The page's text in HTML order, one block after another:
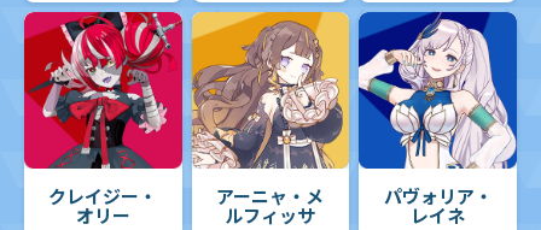
クレイジー・
オリー
アーニャ・メ
ルフィッサ
パヴォリア・
レイネ